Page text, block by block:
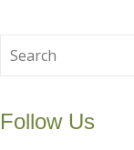
Follow Us